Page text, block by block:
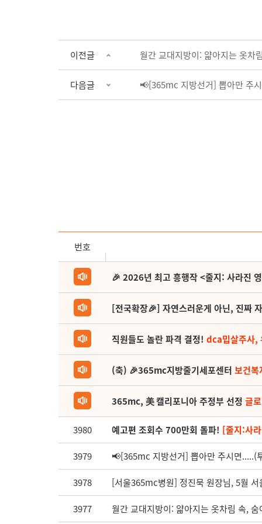
이전글 월간 교대지방이: 얇아지는 옷
다음글 📢[365mc 지방선거] 뽑아만 주
번호
🎉 2026년 최고 흥행작 <줄지: 사라진
[전국확장🎉] 자연스러운게 아닌, 진짜
직원들도 놀란 파격 결정! dca밉살주사,
(축) 🎉365mc지방줄기세포센터 보건
365mc, 美 캘리포니아 주정부 선정 글
3980 예고편 조회수 700만회 돌파! [줄지:사
3979 📢[365mc 지방선거] 뽑아만 주시면.....(
3978 [서울365mc병원] 정진묵 원장님, 5월
3977 월간 교대지방이: 얇아지는 옷차림 속,